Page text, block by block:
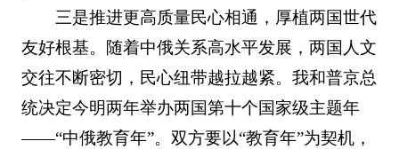
三是推进更高质量民心相通，厚植两国世代
友好根基。随着中俄关系高水平发展，两国人文
交往不断密切，民心纽带越拉越紧。我和普京总
统决定今明两年举办两国第十个国家级主题年
——“中俄教育年”。双方要以“教育年”为契机，